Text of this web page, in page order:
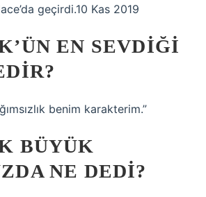
geçirdi.10 Kas 2019
EN SEVDIĞI
benim karakterim.”
BÜYÜK
NE DEDI?